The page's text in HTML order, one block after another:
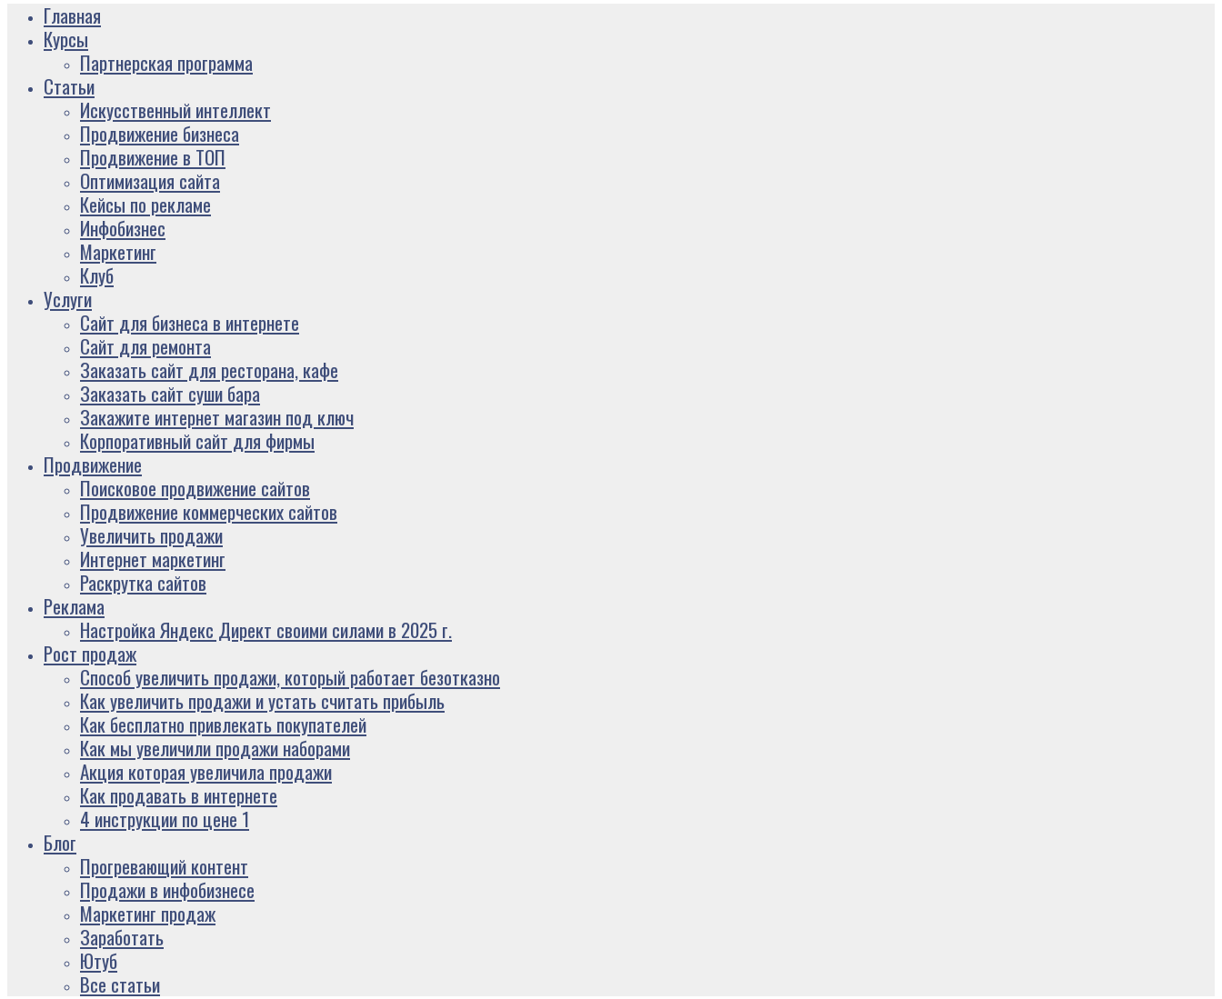
Главная
Курсы
Партнерская программа
Статьи
Искусственный интеллект
Продвижение бизнеса
Продвижение в ТОП
Оптимизация сайта
Кейсы по рекламе
Инфобизнес
Маркетинг
Клуб
Услуги
Сайт для бизнеса в интернете
Сайт для ремонта
Заказать сайт для ресторана, кафе
Заказать сайт суши бара
Закажите интернет магазин под ключ
Корпоративный сайт для фирмы
Продвижение
Поисковое продвижение сайтов
Продвижение коммерческих сайтов
Увеличить продажи
Интернет маркетинг
Раскрутка сайтов
Реклама
Настройка Яндекс Директ своими силами в 2025 г.
Рост продаж
Способ увеличить продажи, который работает безотказно
Как увеличить продажи и устать считать прибыль
Как бесплатно привлекать покупателей
Как мы увеличили продажи наборами
Акция которая увеличила продажи
Как продавать в интернете
4 инструкции по цене 1
Блог
Прогревающий контент
Продажи в инфобизнесе
Маркетинг продаж
Заработать
Ютуб
Все статьи